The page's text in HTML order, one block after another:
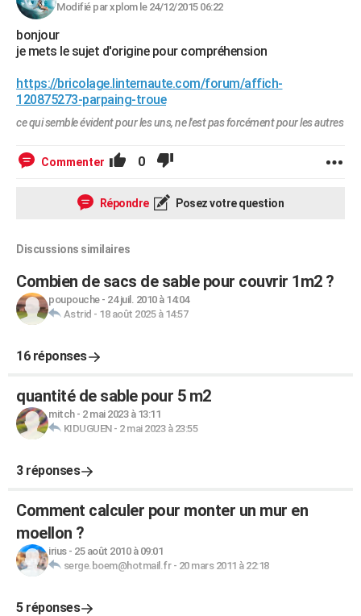
Modifié par xplom le 24/12/2015 06:22
bonjour
je mets le sujet d'origine pour compréhension
https://bricolage.linternaute.com/forum/affich-
120875273-parpaing-troue
ce qui semble évident pour les uns, ne l'est pas forcément pour les autres
Commenter 0
Répondre Posez votre question
Discussions similaires
Combien de sacs de sable pour couvrir 1m2 ?
poupouche- 24 juil. 2010 à 14:04
Astrid - 18 août 2025 à 14:57
16 réponses
quantité de sable pour 5 m2
mitch- 2 mai 2023 à 13:11
KIDUGUEN- 2 mai 2023 à 23:55
3 réponses
Comment calculer pour monter un mur en
moellon ?
irius- 25 août 2010 à 09:01
serge.boem@hotmail.fr- 20 mars 2011 à 22:18
5 réponses